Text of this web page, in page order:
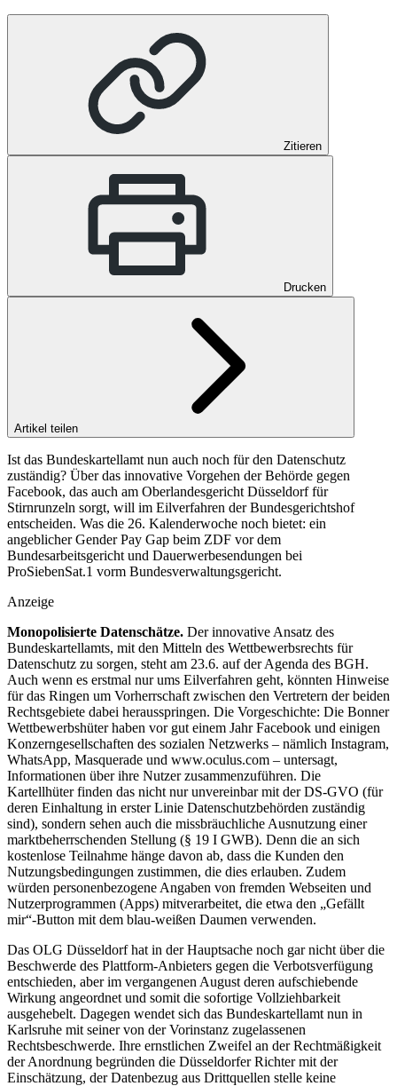
Zitieren
Drucken
Artikel teilen
Ist das Bundeskartellamt nun auch noch für den Datenschutz
zuständig? Über das innovative Vorgehen der Behörde gegen
Facebook, das auch am Oberlandesgericht Düsseldorf für
Stirnrunzeln sorgt, will im Eilverfahren der Bundesgerichtshof
entscheiden. Was die 26. Kalenderwoche noch bietet: ein
angeblicher Gender Pay Gap beim ZDF vor dem
Bundesarbeitsgericht und Dauerwerbesendungen bei
ProSiebenSat.1 vorm Bundesverwaltungsgericht.
Anzeige
Monopolisierte Datenschätze. Der innovative Ansatz des
Bundeskartellamts, mit den Mitteln des Wettbewerbsrechts für
Datenschutz zu sorgen, steht am 23.6. auf der Agenda des BGH.
Auch wenn es erstmal nur ums Eilverfahren geht, könnten Hinweise
für das Ringen um Vorherrschaft zwischen den Vertretern der beiden
Rechtsgebiete dabei herausspringen. Die Vorgeschichte: Die Bonner
Wettbewerbshüter haben vor gut einem Jahr Facebook und einigen
Konzerngesellschaften des sozialen Netzwerks – nämlich Instagram,
WhatsApp, Masquerade und www.oculus.com – untersagt,
Informationen über ihre Nutzer zusammenzuführen. Die
Kartellhüter finden das nicht nur unvereinbar mit der DS-GVO (für
deren Einhaltung in erster Linie Datenschutzbehörden zuständig
sind), sondern sehen auch die missbräuchliche Ausnutzung einer
marktbeherrschenden Stellung (§ 19 I GWB). Denn die an sich
kostenlose Teilnahme hänge davon ab, dass die Kunden den
Nutzungsbedingungen zustimmen, die dies erlauben. Zudem
würden personenbezogene Angaben von fremden Webseiten und
Nutzerprogrammen (Apps) mitverarbeitet, die etwa den „Gefällt
mir“-Button mit dem blau-weißen Daumen verwenden.
Das OLG Düsseldorf hat in der Hauptsache noch gar nicht über die
Beschwerde des Plattform-Anbieters gegen die Verbotsverfügung
entschieden, aber im vergangenen August deren aufschiebende
Wirkung angeordnet und somit die sofortige Vollziehbarkeit
ausgehebelt. Dagegen wendet sich das Bundeskartellamt nun in
Karlsruhe mit seiner von der Vorinstanz zugelassenen
Rechtsbeschwerde. Ihre ernstlichen Zweifel an der Rechtmäßigkeit
der Anordnung begründen die Düsseldorfer Richter mit der
Einschätzung, der Datenbezug aus Drittquellen stelle keine